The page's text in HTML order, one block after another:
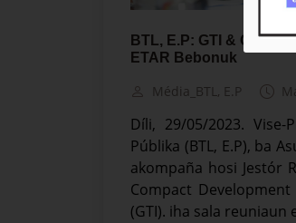
BTL, E.P: GTI & CDT-
ETAR Bebonuk
Média_BTL, E.P
Díli, 29/05/2023. Vise-
Públika (BTL, E.P), ba
akompaña hosi Jestór
Compact
(GTI). iha sala reuniaun